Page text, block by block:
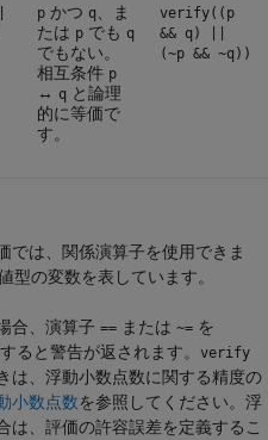
pかつ q
、ま
たは pでも q
でもない。
相互条件 p
↔ q と論理
的に等価で
す。
verify((p
&& q) ||
(~p && ~q))
では、関係演算子を使用できま
型の変数を表しています。
合、演算子 == または ~= を
ると警告が返されます。 verify
は、浮動小数点数に関する精度の
小数点数を参照してください。浮
は、評価の許容誤差を定義するこ